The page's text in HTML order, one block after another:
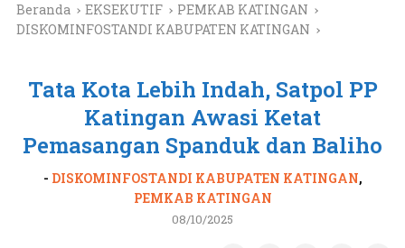
Beranda EKSEKUTIF
PEMKAB KATINGAN
DISKOMINFOSTANDI KABUPATEN KATINGAN
Tata Kota Lebih Indah, Satpol PP
Katingan Awasi Ketat
Pemasangan Spanduk dan Baliho
- DISKOMINFOSTANDI KABUPATEN KATINGAN,
PEMKAB KATINGAN
08/10/2025